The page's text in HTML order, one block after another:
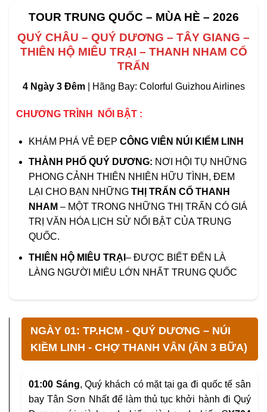
TOUR TRUNG QUỐC – MÙA HÈ – 2026
QUÝ CHÂU – QUÝ DƯƠNG – TÂY GIANG –
THIÊN HỘ MIÊU TRẠI – THANH NHAM CỔ
TRẤN
4 Ngày 3 Đêm| Hãng Bay: Colorful Guizhou Airlines
CHƯƠNG TRÌNH NỔI BẬT :
KHÁM PHÁ VẺ ĐẸP CÔNG VIÊN NÚI KIỂM LINH
THÀNH PHỐ QUÝ DƯƠNG: NƠI HỘI TỤ NHỮNG
PHONG CẢNH THIÊN NHIÊN HỮU TÌNH, ĐEM
LẠI CHO BẠN NHỮNG THỊ TRẤN CỔ THANH
NHAM – MỘT TRONG NHỮNG THỊ TRẤN CÓ GIÁ
TRỊ VĂN HÓA LỊCH SỬ NỔI BẬT CỦA TRUNG
QUỐC.
THIÊN HỘ MIÊU TRẠI – ĐƯỢC BIẾT ĐẾN LÀ
LÀNG NGƯỜI MIÊU LỚN NHẤT TRUNG QUỐC
NGÀY 01: TP.HCM - QUÝ DƯƠNG – NÚI
KIỀM LINH - CHỢ THANH VÂN (ĂN 3 BỮA)
01:00 Sáng, Quý khách có mặt tại ga đi quốc tế sân
bay Tân Sơn Nhất để làm thủ tục khởi hành đi Quý